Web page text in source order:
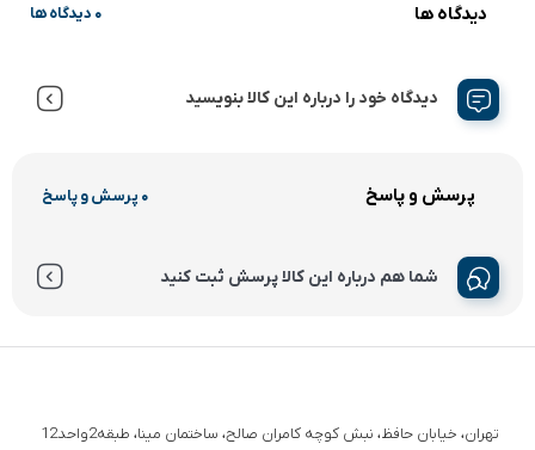
دیدگاه ها 0 دیدگاه ها
دیدگاه خود را درباره این کالا بنویسید
پرسش و پاسخ 0 پرسش و پاسخ
شما هم درباره این کالا پرسش ثبت کنید
تهران، خیابان حافظ، نبش کوچه کامران صالح، ساختمان مینا، طبقه2واحد12